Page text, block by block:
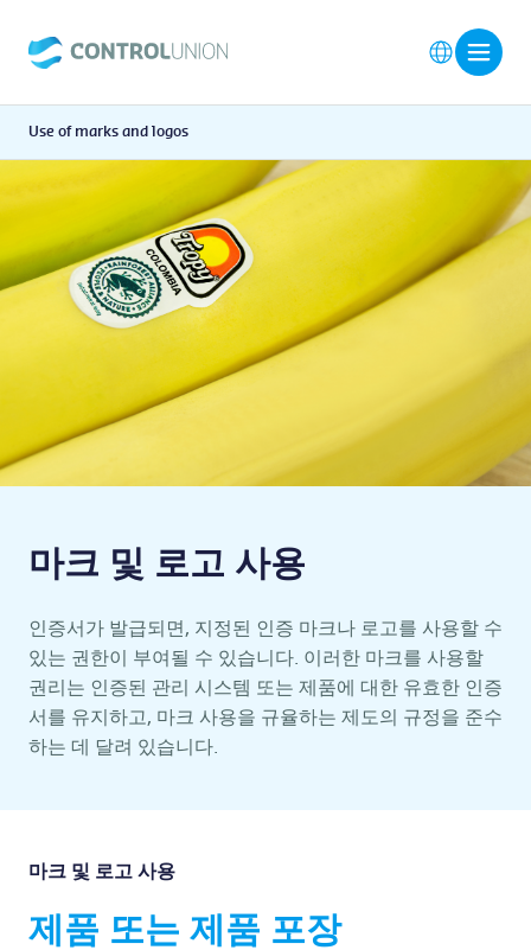
마크 및 로고 사용
인증서가 발급되면, 지정된 인증 마크나 로고를 사용할 수
있는 권한이 부여될 수 있습니다. 이러한 마크를 사용할
권리는 인증된 관리 시스템 또는 제품에 대한 유효한 인증
서를 유지하고, 마크 사용을 규율하는 제도의 규정을 준수
하는 데 달려 있습니다.
Use of marks and logos
마크 및 로고 사용
제품 또는 제품 포장